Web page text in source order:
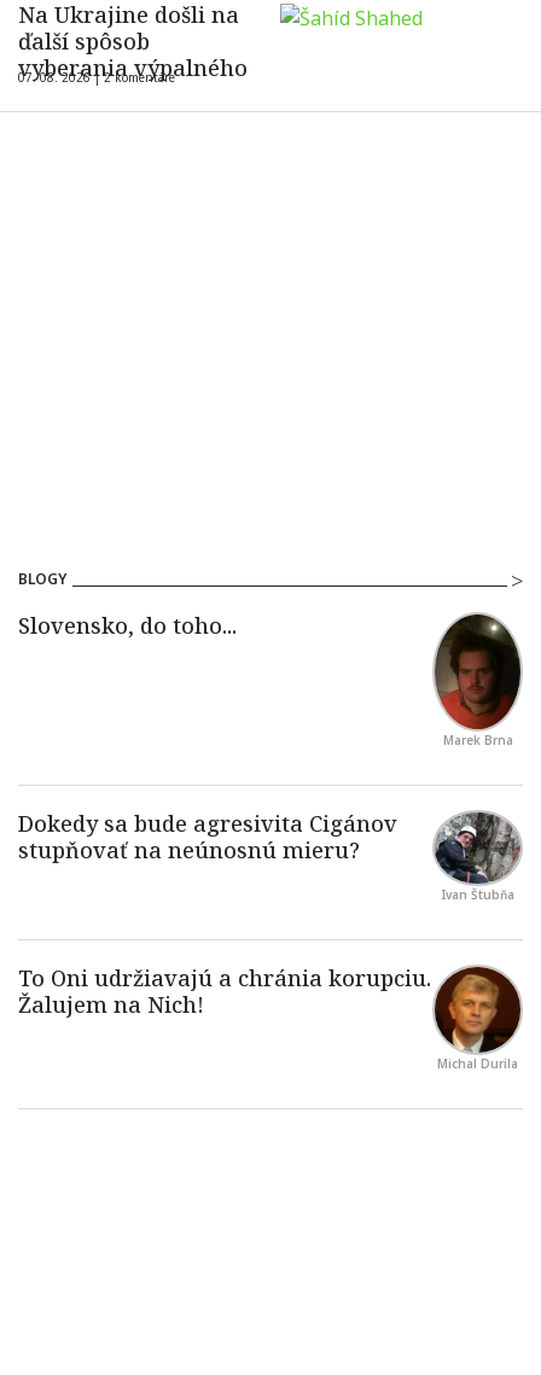
Na Ukrajine došli na
ďalší spôsob
vyberania výpalného
07. 08. 2026 |2 komentáre
BLOGY
Marek Brna
Ivan Štubňa
Michal Durila